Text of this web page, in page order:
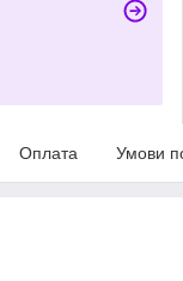
Оплата Умови